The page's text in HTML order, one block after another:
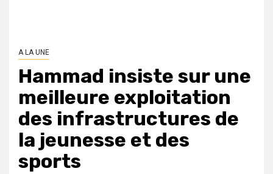
A LA UNE
Hammad insiste sur une
meilleure exploitation
des infrastructures de
la jeunesse et des
sports